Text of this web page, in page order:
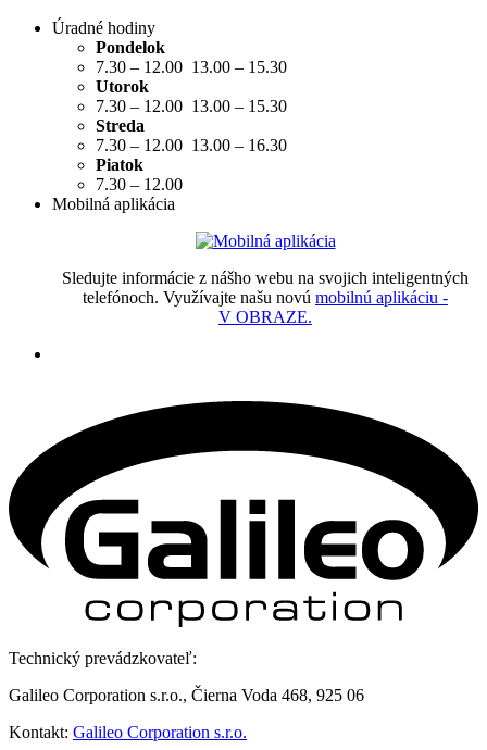
Úradné hodiny
Pondelok
7.30 – 12.00 13.00 – 15.30
Utorok
7.30 – 12.00 13.00 – 15.30
Streda
7.30 – 12.00 13.00 – 16.30
Piatok
7.30 – 12.00
Mobilná aplikácia
Sledujte informácie z nášho webu na svojich inteligentných
telefónoch. Využívajte našu novú mobilnú aplikáciu -
V OBRAZE.
Technický prevádzkovateľ:
Galileo Corporation s.r.o., Čierna Voda 468, 925 06
Kontakt: Galileo Corporation s.r.o.